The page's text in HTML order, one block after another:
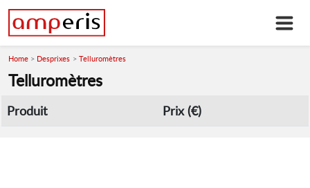
Home Desprixes Telluromètres
Telluromètres
Produit Prix (€)